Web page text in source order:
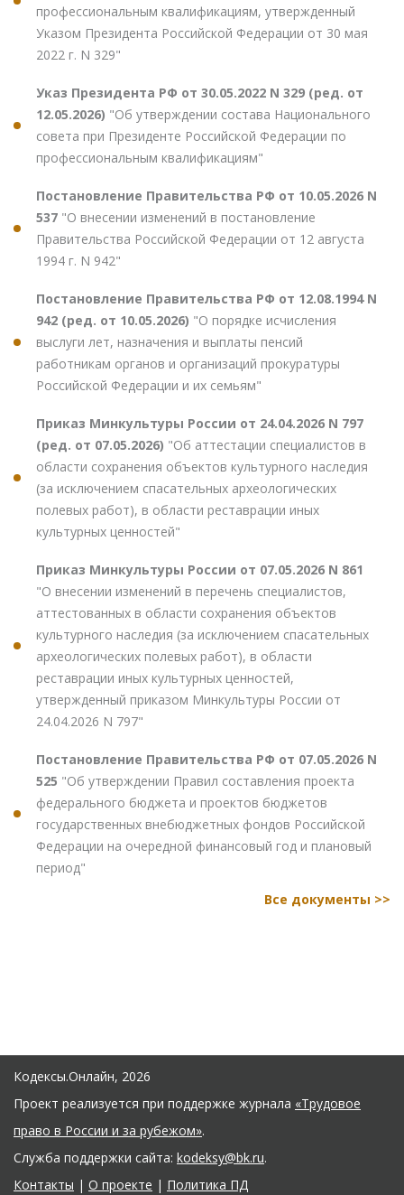
профессиональным квалификациям, утвержденный
Указом Президента Российской Федерации от 30 мая
2022 г. N 329"
Указ Президента РФ от 30.05.2022 N 329 (ред. от
12.05.2026) "Об утверждении состава Национального
совета при Президенте Российской Федерации по
профессиональным квалификациям"
Постановление Правительства РФ от 10.05.2026 N
537 "О внесении изменений в постановление
Правительства Российской Федерации от 12 августа
1994 г. N 942"
Постановление Правительства РФ от 12.08.1994 N
942 (ред. от 10.05.2026) "О порядке исчисления
выслуги лет, назначения и выплаты пенсий
работникам органов и организаций прокуратуры
Российской Федерации и их семьям"
Приказ Минкультуры России от 24.04.2026 N 797
(ред. от 07.05.2026) "Об аттестации специалистов в
области сохранения объектов культурного наследия
(за исключением спасательных археологических
полевых работ), в области реставрации иных
культурных ценностей"
Приказ Минкультуры России от 07.05.2026 N 861
"О внесении изменений в перечень специалистов,
аттестованных в области сохранения объектов
культурного наследия (за исключением спасательных
археологических полевых работ), в области
реставрации иных культурных ценностей,
утвержденный приказом Минкультуры России от
24.04.2026 N 797"
Постановление Правительства РФ от 07.05.2026 N
525 "Об утверждении Правил составления проекта
федерального бюджета и проектов бюджетов
государственных внебюджетных фондов Российской
Федерации на очередной финансовый год и плановый
период"
Все документы >>
Кодексы.Онлайн, 2026
Проект реализуется при поддержке журнала «Трудовое
право в России и за рубежом».
Служба поддержки сайта: kodeksy@bk.ru.
Контакты | О проекте | Политика ПД